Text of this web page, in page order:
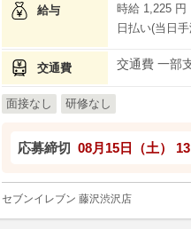
給与
時給 1,225 円
日払い(当日
交通費 交通費 一部
面接なし 研修なし
応募締切 08月15日（土）
セブンイレブン 藤沢渋沢店